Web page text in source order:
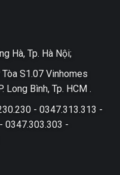
Hà, Tp. Hà Nội;
Tòa S1.07 Vinhomes
Long Bình, Tp. HCM .
- 0347.313.313 -
0347.303.303 -